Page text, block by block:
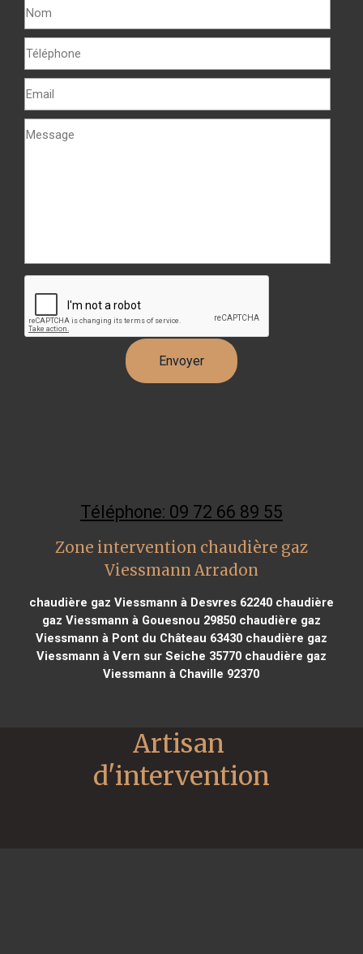
Téléphone: 09 72 66 89 55
Zone intervention chaudière gaz
Viessmann Arradon
chaudière gaz Viessmann à Desvres 62240chaudière
gaz Viessmann à Gouesnou 29850chaudière gaz
Viessmann à Pont du Château 63430chaudière gaz
Viessmann à Vern sur Seiche 35770chaudière gaz
Viessmann à Chaville 92370
Artisan
d'intervention